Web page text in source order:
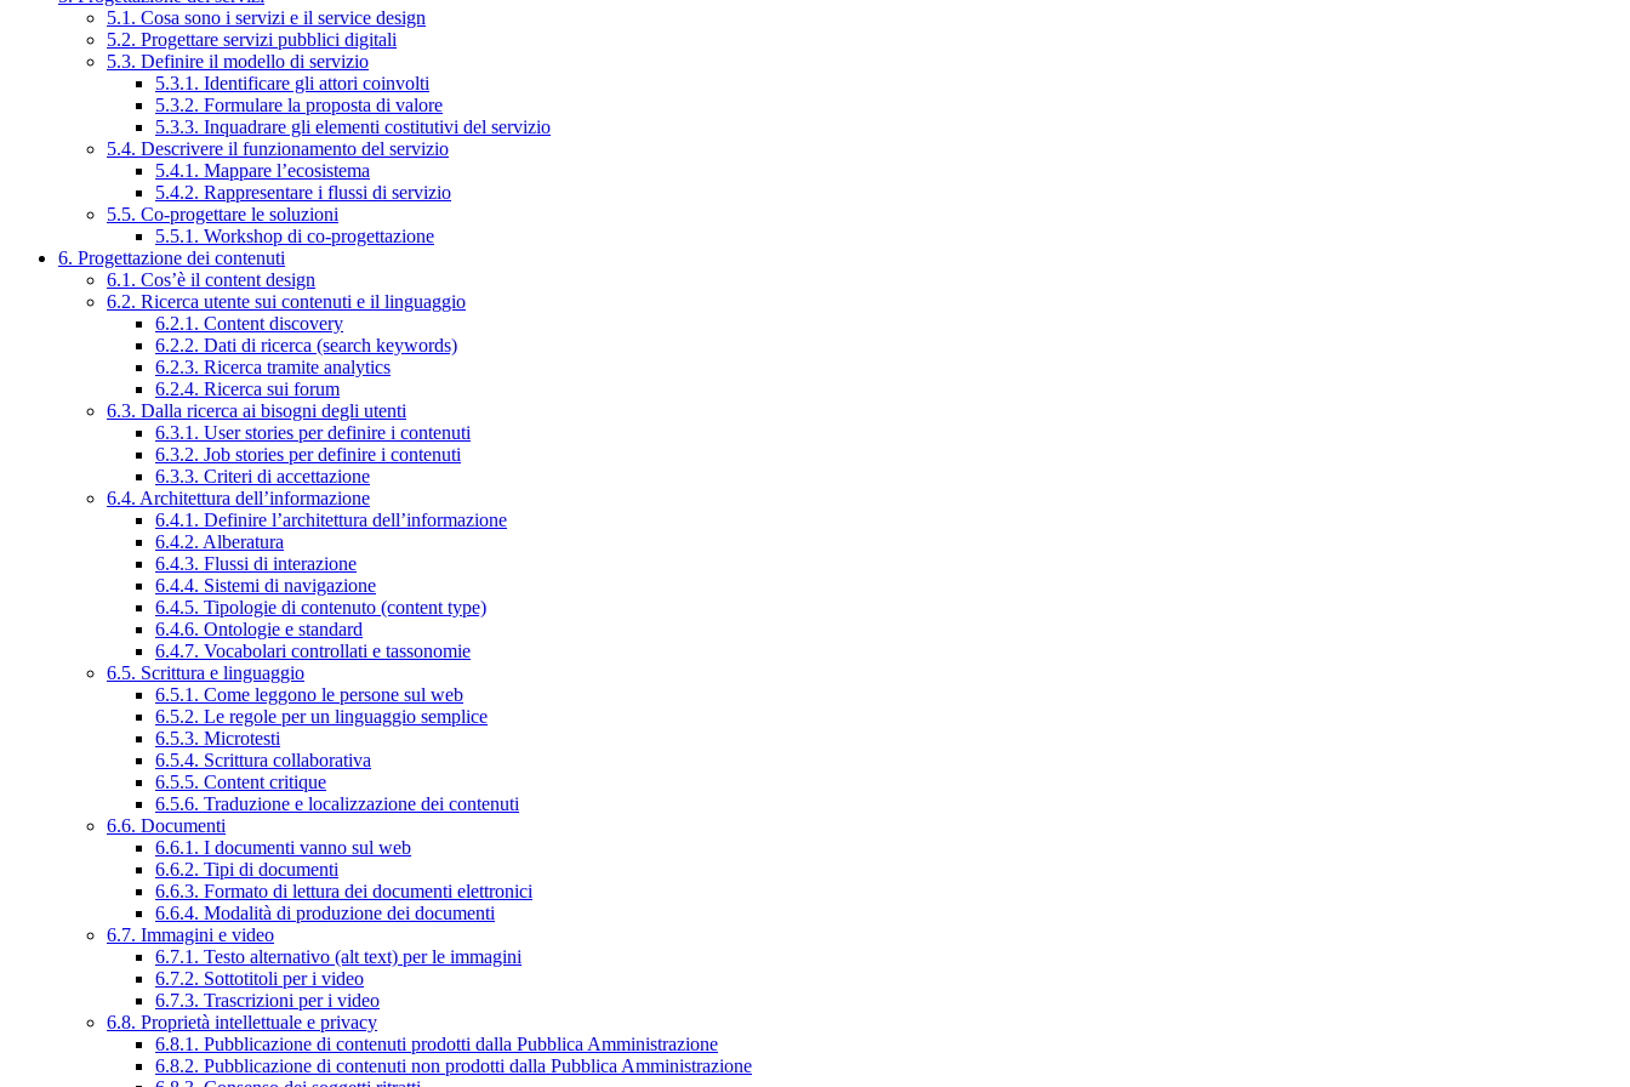
5.1. Cosa sono i servizi e il service design
5.2. Progettare servizi pubblici digitali
5.3. Definire il modello di servizio
5.3.1. Identificare gli attori coinvolti
5.3.2. Formulare la proposta di valore
5.3.3. Inquadrare gli elementi costitutivi del servizio
5.4. Descrivere il funzionamento del servizio
5.4.1. Mappare l’ecosistema
5.4.2. Rappresentare i flussi di servizio
5.5. Co-progettare le soluzioni
5.5.1. Workshop di co-progettazione
6. Progettazione dei contenuti
6.1. Cos’è il content design
6.2. Ricerca utente sui contenuti e il linguaggio
6.2.1. Content discovery
6.2.2. Dati di ricerca (search keywords)
6.2.3. Ricerca tramite analytics
6.2.4. Ricerca sui forum
6.3. Dalla ricerca ai bisogni degli utenti
6.3.1. User stories per definire i contenuti
6.3.2. Job stories per definire i contenuti
6.3.3. Criteri di accettazione
6.4. Architettura dell’informazione
6.4.1. Definire l’architettura dell’informazione
6.4.2. Alberatura
6.4.3. Flussi di interazione
6.4.4. Sistemi di navigazione
6.4.5. Tipologie di contenuto (content type)
6.4.6. Ontologie e standard
6.4.7. Vocabolari controllati e tassonomie
6.5. Scrittura e linguaggio
6.5.1. Come leggono le persone sul web
6.5.2. Le regole per un linguaggio semplice
6.5.3. Microtesti
6.5.4. Scrittura collaborativa
6.5.5. Content critique
6.5.6. Traduzione e localizzazione dei contenuti
6.6. Documenti
6.6.1. I documenti vanno sul web
6.6.2. Tipi di documenti
6.6.3. Formato di lettura dei documenti elettronici
6.6.4. Modalità di produzione dei documenti
6.7. Immagini e video
6.7.1. Testo alternativo (alt text) per le immagini
6.7.2. Sottotitoli per i video
6.7.3. Trascrizioni per i video
6.8. Proprietà intellettuale e privacy
6.8.1. Pubblicazione di contenuti prodotti dalla Pubblica Amministrazione
6.8.2. Pubblicazione di contenuti non prodotti dalla Pubblica Amministrazione